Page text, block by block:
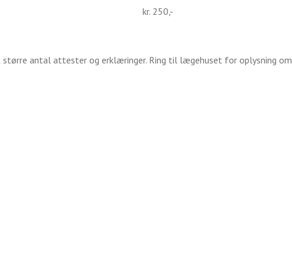
kr. 250,-
antal attester og erklæringer. Ring til lægehuset for oplysning om